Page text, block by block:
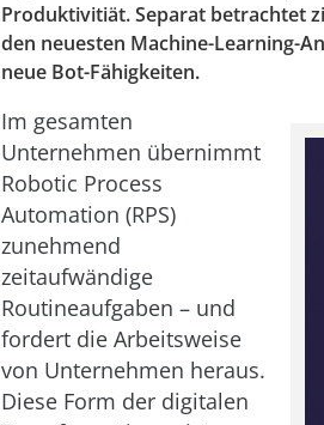
Produktivitiät. Separat betrachtet
den neuesten Machine-Learning-
neue Bot-Fähigkeiten.
Im gesamten
Unternehmen übernimmt
Robotic Process
Automation (RPS)
zunehmend
zeitaufwändige
Routineaufgaben – und
fordert die Arbeitsweise
von Unternehmen heraus.
Diese Form der digitalen